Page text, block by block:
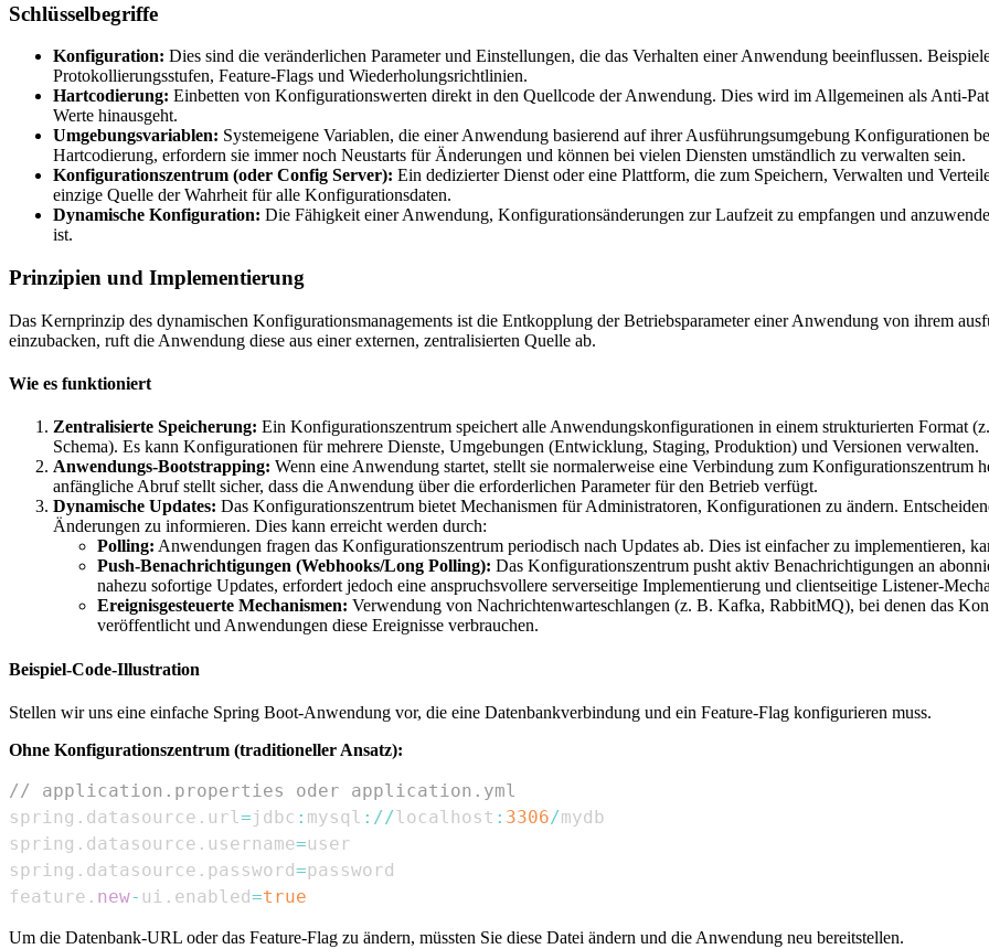
Schlüsselbegriffe
Konfiguration: Dies sind die veränderlichen Parameter und Einstellungen, die das Verhalten einer Anwendung beeinflussen.
Protokollierungsstufen, Feature-Flags und Wiederholungsrichtlinien.
Hartcodierung: Einbetten von Konfigurationswerten direkt in den Quellcode der Anwendung. Dies wird im Allgemeinen als Anti-
Werte hinausgeht.
Umgebungsvariablen: Systemeigene Variablen, die einer Anwendung basierend auf ihrer Ausführungsumgebung Konfigurationen
Hartcodierung, erfordern sie immer noch Neustarts für Änderungen und können bei vielen Diensten umständlich zu verwalten sein.
Konfigurationszentrum (oder Config Server): Ein dedizierter Dienst oder eine Plattform, die zum Speichern, Verwalten und
einzige Quelle der Wahrheit für alle Konfigurationsdaten.
Dynamische Konfiguration: Die Fähigkeit einer Anwendung, Konfigurationsänderungen zur Laufzeit zu empfangen und
ist.
Prinzipien und Implementierung
Das Kernprinzip des dynamischen Konfigurationsmanagements ist die Entkopplung der Betriebsparameter einer Anwendung von ihrem
einzubacken, ruft die Anwendung diese aus einer externen, zentralisierten Quelle ab.
Wie es funktioniert
Zentralisierte Speicherung: Ein Konfigurationszentrum speichert alle Anwendungskonfigurationen in einem strukturierten Format
Schema). Es kann Konfigurationen für mehrere Dienste, Umgebungen (Entwicklung, Staging, Produktion) und Versionen verwalten.
Anwendungs-Bootstrapping: Wenn eine Anwendung startet, stellt sie normalerweise eine Verbindung zum Konfigurationszentrum
anfängliche Abruf stellt sicher, dass die Anwendung über die erforderlichen Parameter für den Betrieb verfügt.
Dynamische Updates: Das Konfigurationszentrum bietet Mechanismen für Administratoren, Konfigurationen zu ändern.
Änderungen zu informieren. Dies kann erreicht werden durch:
Polling: Anwendungen fragen das Konfigurationszentrum periodisch nach Updates ab. Dies ist einfacher zu implementieren,
Push-Benachrichtigungen (Webhooks/Long Polling): Das Konfigurationszentrum pusht aktiv Benachrichtigungen an
nahezu sofortige Updates, erfordert jedoch eine anspruchsvollere serverseitige Implementierung und clientseitige Listener-
Ereignisgesteuerte Mechanismen: Verwendung von Nachrichtenwarteschlangen (z. B. Kafka, RabbitMQ), bei denen das
veröffentlicht und Anwendungen diese Ereignisse verbrauchen.
Beispiel-Code-Illustration
Stellen wir uns eine einfache Spring Boot-Anwendung vor, die eine Datenbankverbindung und ein Feature-Flag konfigurieren muss.
Ohne Konfigurationszentrum (traditioneller Ansatz):
// application.properties oder application.yml
spring . datasource . url =jdbc : mysql : //localhost : 3306/
spring . datasource . username=
spring . datasource . password=
feature . new- ui . enabled=true
Um die Datenbank-URL oder das Feature-Flag zu ändern, müssten Sie diese Datei ändern und die Anwendung neu bereitstellen.